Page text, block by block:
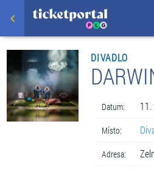
DIVADLO
Datum: 11.
Místo:
Adresa: